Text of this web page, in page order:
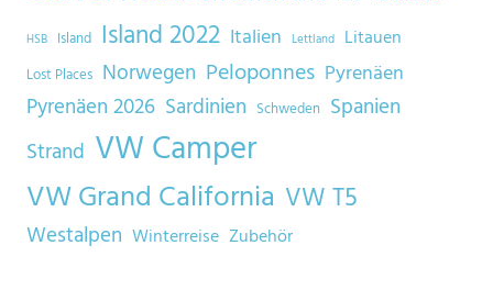
HSB Island Island 2022 Italien Lettland Litauen
Lost Places Norwegen Peloponnes Pyrenäen
Pyrenäen 2026 Sardinien Schweden Spanien
Strand VW Camper
VW Grand California VW T5
Westalpen Winterreise Zubehör